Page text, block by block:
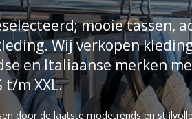
mooie tassen,
Wij verkopen
en Italiaanse merken
t/m XXL.
door de laatste modetrends en